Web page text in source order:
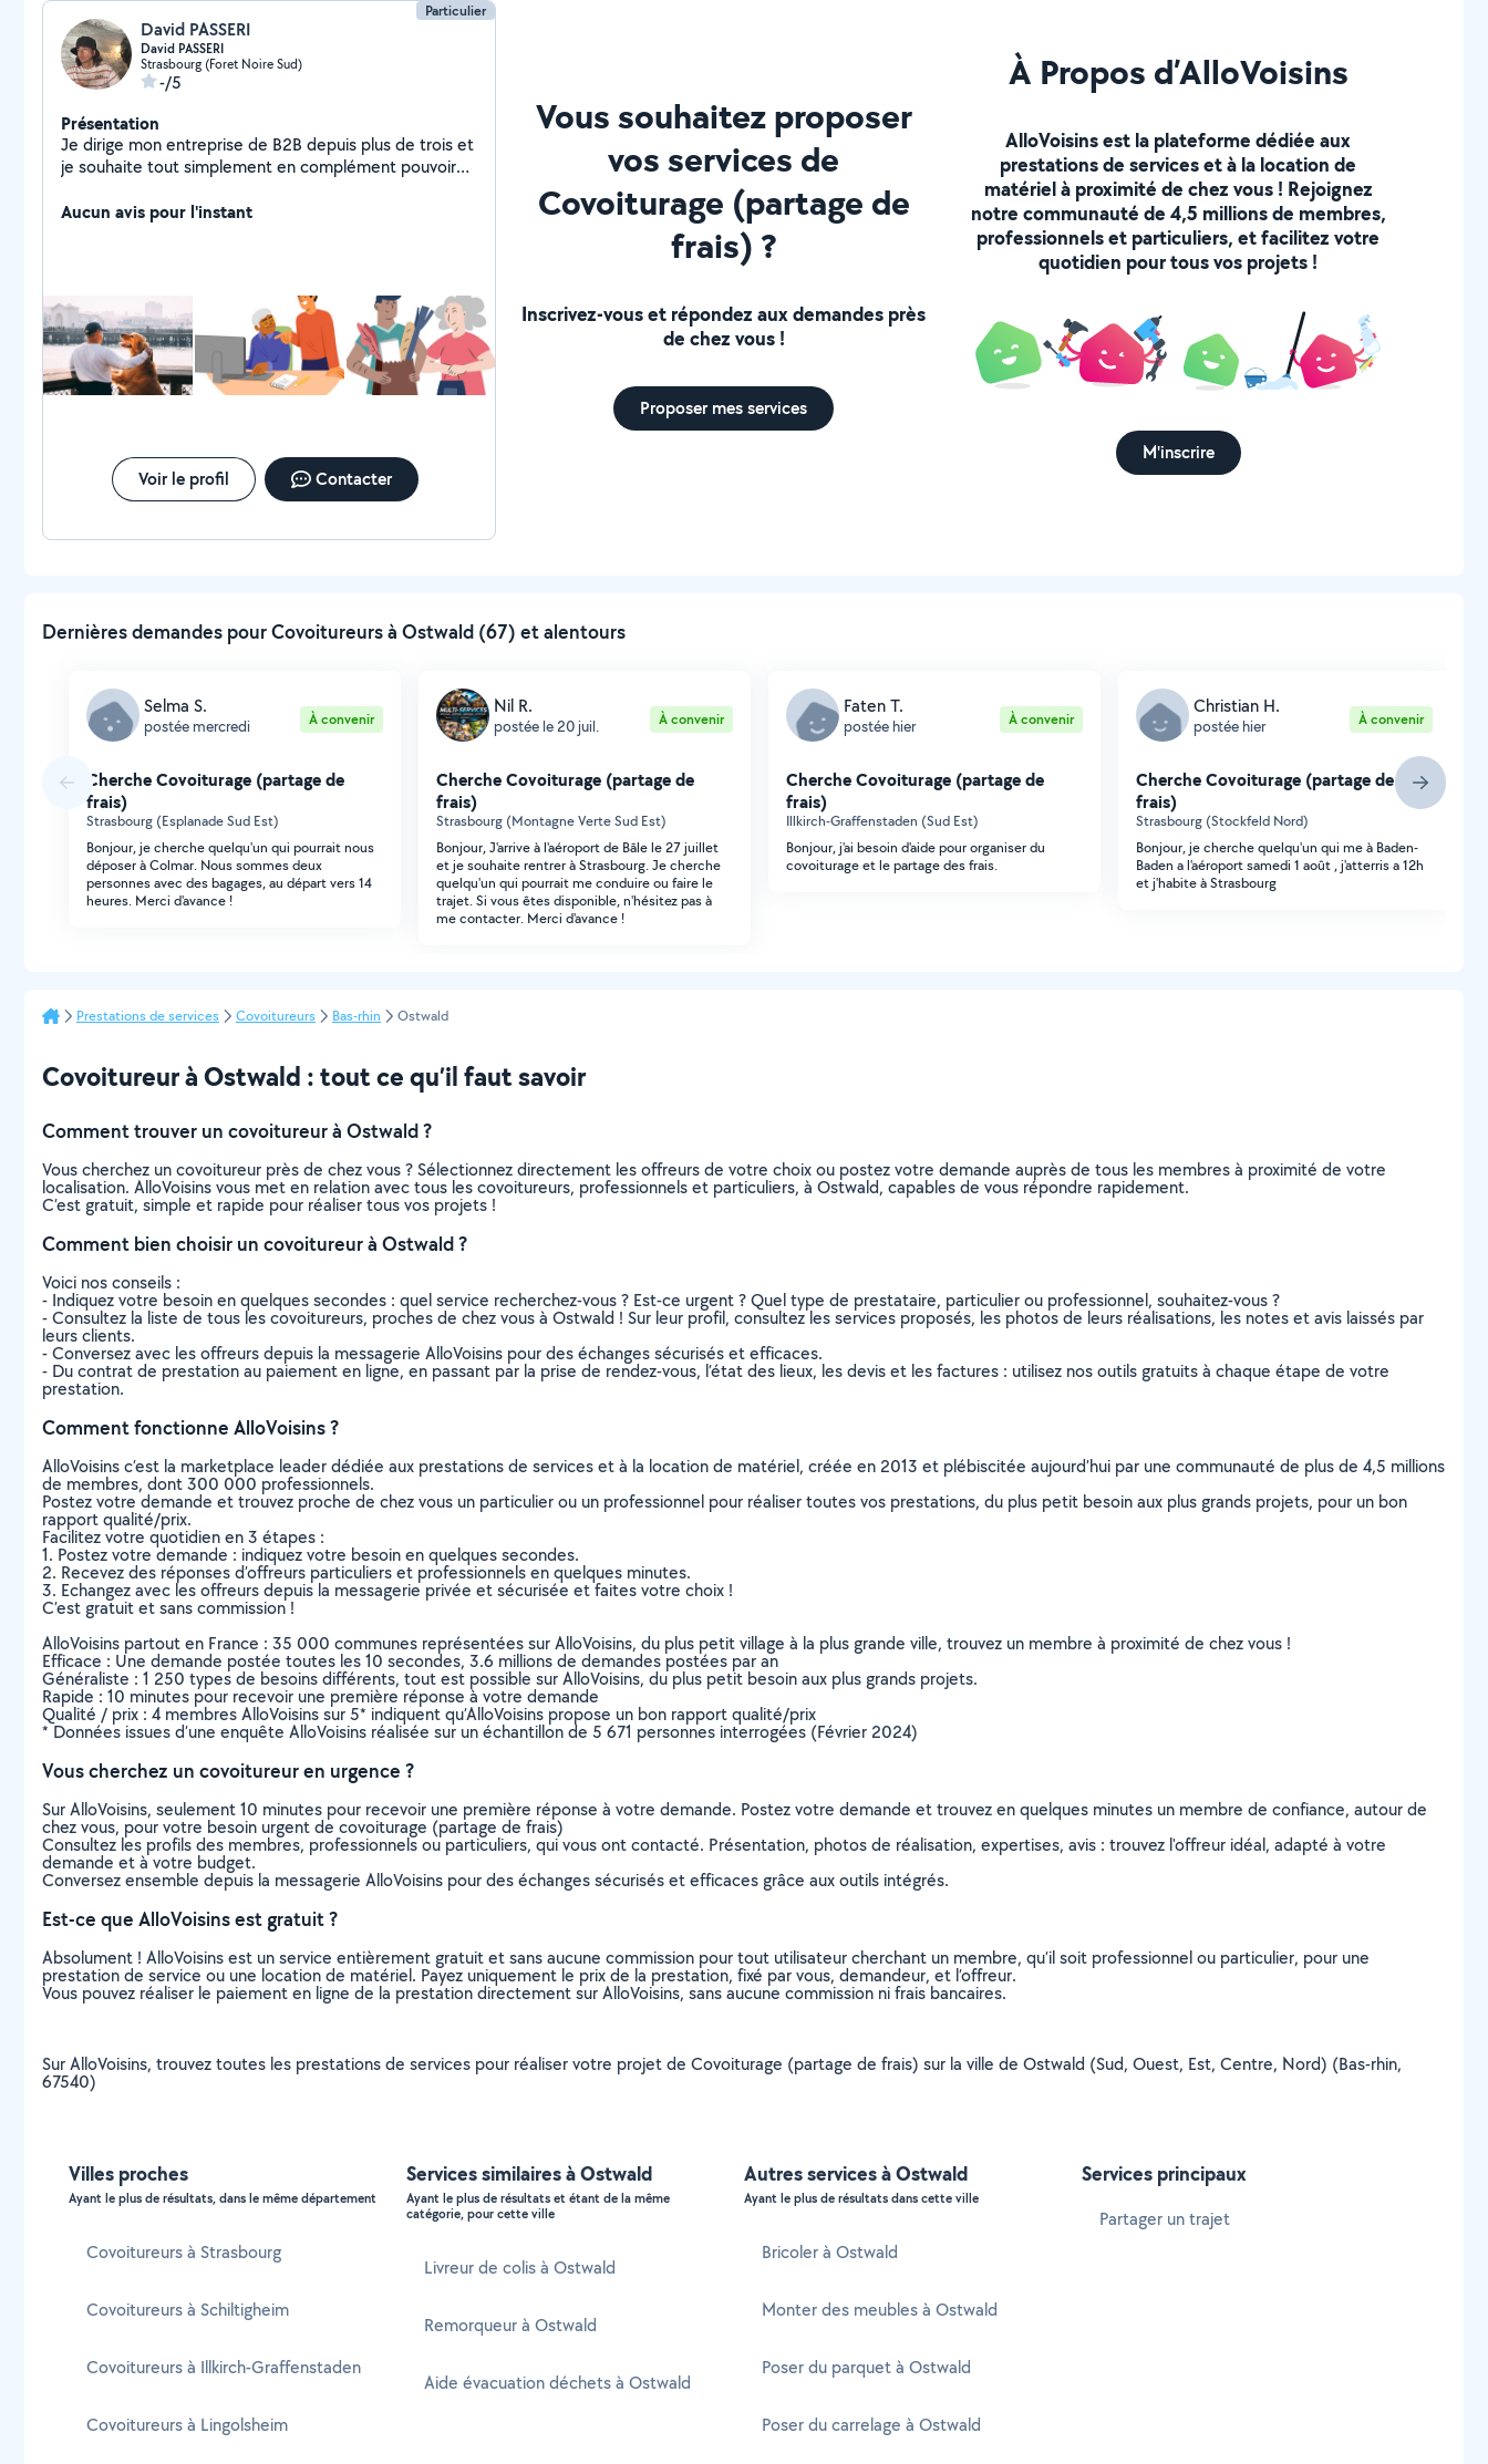
Particulier
David PASSERI
David PASSERI
Strasbourg (Foret Noire Sud)
-/5
Présentation
Je dirige mon entreprise de B2B depuis plus de trois et
je souhaite tout simplement en complément pouvoir
maîtrise !
Aucun avis pour l'instant
Voir le profil Contacter
Vous souhaitez proposer
vos services de
Covoiturage (partage de
frais) ?
Inscrivez-vous et répondez aux demandes près
de chez vous !
Proposer mes services
À Propos d’AlloVoisins
AlloVoisins est la plateforme dédiée aux
prestations de services et à la location de
matériel à proximité de chez vous ! Rejoignez
notre communauté de 4,5 millions de membres,
professionnels et particuliers, et facilitez votre
quotidien pour tous vos projets !
M'inscrire
Dernières demandes pour Covoitureurs à Ostwald (67) et alentours
Selma S.
postée mercredi À convenir
Cherche Covoiturage (partage de
frais)
Strasbourg (Esplanade Sud Est)
Bonjour, je cherche quelqu'un qui pourrait nous
déposer à Colmar. Nous sommes deux
personnes avec des bagages, au départ vers 14
heures. Merci d'avance !
Nil R.
postée le 20 juil. À convenir
Cherche Covoiturage (partage de
frais)
Strasbourg (Montagne Verte Sud Est)
Bonjour, J'arrive à l'aéroport de Bâle le 27 juillet
et je souhaite rentrer à Strasbourg. Je cherche
quelqu'un qui pourrait me conduire ou faire le
trajet. Si vous êtes disponible, n'hésitez pas à
me contacter. Merci d'avance !
Faten T.
postée hier À convenir
Cherche Covoiturage (partage de
frais)
Illkirch-Graffenstaden (Sud Est)
Bonjour, j'ai besoin d'aide pour organiser du
covoiturage et le partage des frais.
Christian H.
postée hier À convenir
Cherche Covoiturage (partage de
frais)
Strasbourg (Stockfeld Nord)
Bonjour, je cherche quelqu'un qui me à Baden-
Baden a l'aéroport samedi 1 août , j'atterris a 12h
et j'habite à Strasbourg
Prestations de services Covoitureurs Bas-rhin Ostwald
Covoitureur à Ostwald : tout ce qu’il faut savoir
Comment trouver un covoitureur à Ostwald ?
Vous cherchez un covoitureur près de chez vous ? Sélectionnez directement les offreurs de votre choix ou postez votre demande auprès de tous les membres à proximité de votre
localisation. AlloVoisins vous met en relation avec tous les covoitureurs, professionnels et particuliers, à Ostwald, capables de vous répondre rapidement.
C’est gratuit, simple et rapide pour réaliser tous vos projets !
Comment bien choisir un covoitureur à Ostwald ?
Voici nos conseils :
- Indiquez votre besoin en quelques secondes : quel service recherchez-vous ? Est-ce urgent ? Quel type de prestataire, particulier ou professionnel, souhaitez-vous ?
- Consultez la liste de tous les covoitureurs, proches de chez vous à Ostwald ! Sur leur profil, consultez les services proposés, les photos de leurs réalisations, les notes et avis laissés par
leurs clients.
- Conversez avec les offreurs depuis la messagerie AlloVoisins pour des échanges sécurisés et efficaces.
- Du contrat de prestation au paiement en ligne, en passant par la prise de rendez-vous, l’état des lieux, les devis et les factures : utilisez nos outils gratuits à chaque étape de votre
prestation.
Comment fonctionne AlloVoisins ?
AlloVoisins c’est la marketplace leader dédiée aux prestations de services et à la location de matériel, créée en 2013 et plébiscitée aujourd’hui par une communauté de plus de 4,5 millions
de membres, dont 300 000 professionnels.
Postez votre demande et trouvez proche de chez vous un particulier ou un professionnel pour réaliser toutes vos prestations, du plus petit besoin aux plus grands projets, pour un bon
rapport qualité/prix.
Facilitez votre quotidien en 3 étapes :
1. Postez votre demande : indiquez votre besoin en quelques secondes.
2. Recevez des réponses d’offreurs particuliers et professionnels en quelques minutes.
3. Echangez avec les offreurs depuis la messagerie privée et sécurisée et faites votre choix !
C’est gratuit et sans commission !
AlloVoisins partout en France : 35 000 communes représentées sur AlloVoisins, du plus petit village à la plus grande ville, trouvez un membre à proximité de chez vous !
Efficace : Une demande postée toutes les 10 secondes, 3.6 millions de demandes postées par an
Généraliste : 1 250 types de besoins différents, tout est possible sur AlloVoisins, du plus petit besoin aux plus grands projets.
Rapide : 10 minutes pour recevoir une première réponse à votre demande
Qualité / prix : 4 membres AlloVoisins sur 5* indiquent qu’AlloVoisins propose un bon rapport qualité/prix
* Données issues d’une enquête AlloVoisins réalisée sur un échantillon de 5 671 personnes interrogées (Février 2024)
Vous cherchez un covoitureur en urgence ?
Sur AlloVoisins, seulement 10 minutes pour recevoir une première réponse à votre demande. Postez votre demande et trouvez en quelques minutes un membre de confiance, autour de
chez vous, pour votre besoin urgent de covoiturage (partage de frais)
Consultez les profils des membres, professionnels ou particuliers, qui vous ont contacté. Présentation, photos de réalisation, expertises, avis : trouvez l'offreur idéal, adapté à votre
demande et à votre budget.
Conversez ensemble depuis la messagerie AlloVoisins pour des échanges sécurisés et efficaces grâce aux outils intégrés.
Est-ce que AlloVoisins est gratuit ?
Absolument ! AlloVoisins est un service entièrement gratuit et sans aucune commission pour tout utilisateur cherchant un membre, qu’il soit professionnel ou particulier, pour une
prestation de service ou une location de matériel. Payez uniquement le prix de la prestation, fixé par vous, demandeur, et l’offreur.
Vous pouvez réaliser le paiement en ligne de la prestation directement sur AlloVoisins, sans aucune commission ni frais bancaires.
Sur AlloVoisins, trouvez toutes les prestations de services pour réaliser votre projet de Covoiturage (partage de frais) sur la ville de Ostwald (Sud, Ouest, Est, Centre, Nord) (Bas-rhin,
67540)
Villes proches
Ayant le plus de résultats, dans le même département
Covoitureurs à Strasbourg
Covoitureurs à Schiltigheim
Covoitureurs à Illkirch-Graffenstaden
Covoitureurs à Lingolsheim
Services similaires à Ostwald
Ayant le plus de résultats et étant de la même
catégorie, pour cette ville
Livreur de colis à Ostwald
Remorqueur à Ostwald
Aide évacuation déchets à Ostwald
Autres services à Ostwald
Ayant le plus de résultats dans cette ville
Bricoler à Ostwald
Monter des meubles à Ostwald
Poser du parquet à Ostwald
Poser du carrelage à Ostwald
Services principaux
Partager un trajet